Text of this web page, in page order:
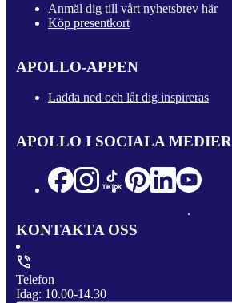
Anmäl dig till vårt nyhetsbrev här
Köp presentkort
APOLLO-APPEN
Ladda ned och låt dig inspireras
APOLLO I SOCIALA MEDIER
KONTAKTA OSS
Telefon
Idag: 10.00-14.30